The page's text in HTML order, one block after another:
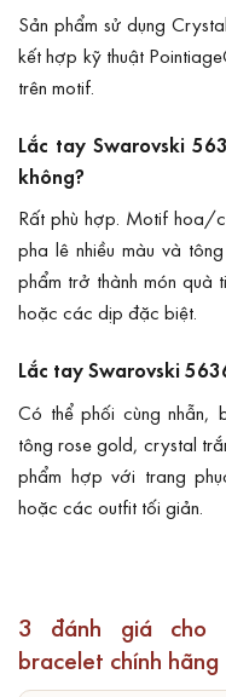
Sản phẩm sử dụng
kết hợp kỹ thuật
trên motif.
Lắc tay Swarovski
không?
Rất phù hợp. Motif hoa/
pha lê nhiều màu và
phẩm trở thành món quà
hoặc các dịp đặc biệt.
Lắc tay Swarovski
Có thể phối cùng nhẫn,
tông rose gold, crystal
phẩm hợp với trang
hoặc các outfit tối giản.
3 đánh giá cho
bracelet chính hãng